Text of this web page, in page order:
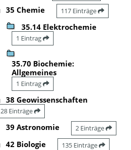
35 Chemie 117 Einträge
35.14 Elektrochemie
1 Eintrag
35.70 Biochemie:
Allgemeines
1 Eintrag
38 Geowissenschaften
28 Einträge
39 Astronomie 2 Einträge
42 Biologie 135 Einträge